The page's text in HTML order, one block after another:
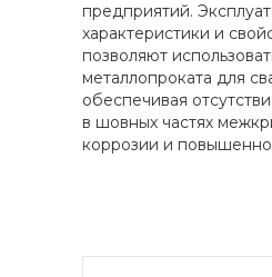
предприятий.
характеристики и
позволяют
металлопроката для
обеспечивая
в шовных частях
коррозии и